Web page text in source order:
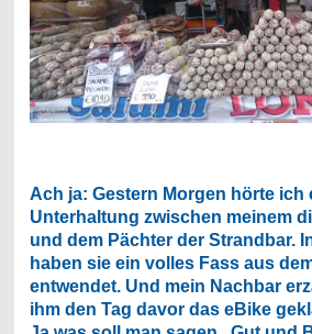
Ach ja: Gestern Morgen hörte ich
Unterhaltung zwischen meinem
und dem Pächter der Strandbar.
haben sie ein volles Fass aus
entwendet. Und mein Nachbar
ihm den Tag davor das eBike